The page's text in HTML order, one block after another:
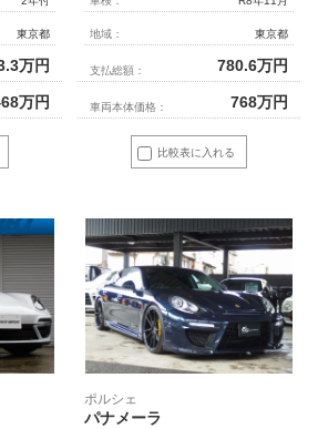
東京都
万円
万円
比較表に入れる
地域： 東京都
支払総額： 780.6万円
車両本体価格： 768万円
ポルシェ
パナメーラ